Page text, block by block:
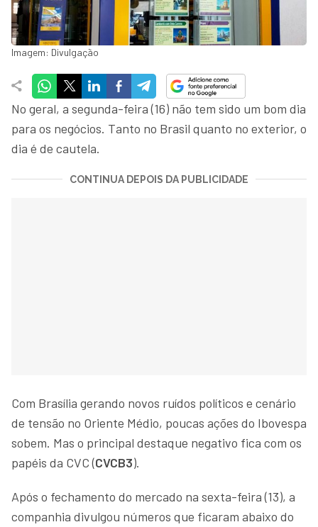
Imagem: Divulgação
No geral, a segunda-feira (16) não tem sido um bom dia
para os negócios. Tanto no Brasil quanto no exterior, o
dia é de cautela.
CONTINUA DEPOIS DA PUBLICIDADE
Com Brasília gerando novos ruídos políticos e cenário
de tensão no Oriente Médio, poucas ações do Ibovespa
sobem. Mas o principal destaque negativo fica com os
papéis da CVC (CVCB3).
Após o fechamento do mercado na sexta-feira (13), a
companhia divulgou números que ficaram abaixo do